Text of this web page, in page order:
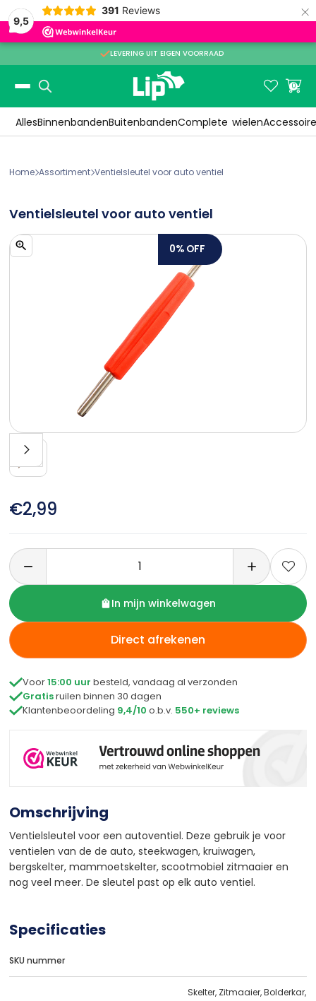
9,5
391 Reviews ×
LEVERING UIT EIGEN VOORRAAD
Slide 2 of 3.
 
0
AllesBinnenbandenBuitenbandenComplete wielen
HomeAssortimentVentielsleutel voor auto ventiel
Ventielsleutel voor auto ventiel
0% OFF
€2,99

In mijn winkelwagen
Direct afrekenen
Voor15:00 uur besteld, vandaag al verzonden
Gratisruilen binnen 30 dagen
Klantenbeoordeling 9,4/10 o.b.v. 550+ reviews
Omschrijving
Ventielsleutel voor een autoventiel. Deze gebruik je voor
ventielen van de de auto, steekwagen, kruiwagen,
bergskelter, mammoetskelter, scootmobiel zitmaaier en
nog veel meer. De sleutel past op elk auto ventiel.
Specificaties
SKU nummer
Skelter, Zitmaaier, Bolderkar,